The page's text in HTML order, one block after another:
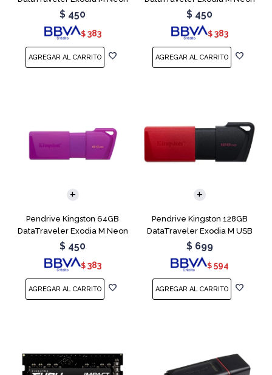
Green
$ 450
$ 383
Pink
$ 450
$ 383
Pendrive Kingston 64GB
DataTraveler Exodia M Neon
Purple
$ 450
$ 383
Pendrive Kingston 128GB
DataTraveler Exodia M USB
3.2
$ 699
$ 594